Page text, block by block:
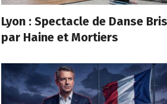
Lyon : Spectacle de Danse
par Haine et Mortiers